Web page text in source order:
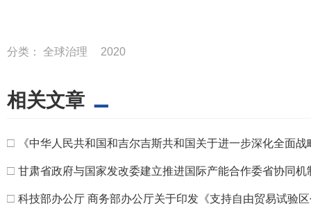
分类： 全球治理 2020
相关文章
□ 《中华人民共和国和吉尔吉斯共和国关于进一步深化全面
□ 甘肃省政府与国家发改委建立推进国际产能合作委省协同机
□ 科技部办公厅 商务部办公厅关于印发《支持自由贸易试验